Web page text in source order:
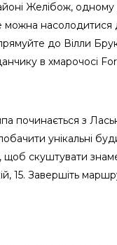
Желібож,
насолодитися
до Вілли
в хмарочосі
з
унікальні
скуштувати
15. Завершіть